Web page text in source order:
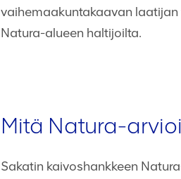
vaihemaakuntakaavan laatijan
Natura-alueen haltijoilta.
Mitä Natura-
Sakatin kaivoshankkeen